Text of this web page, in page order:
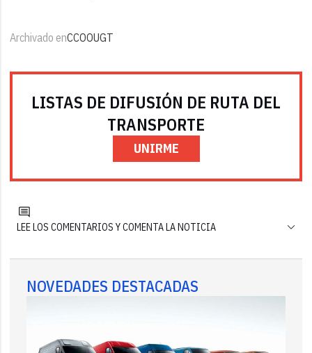
Archivado enCCOOUGT
LISTAS DE DIFUSIÓN DE RUTA DEL
TRANSPORTE
UNIRME
LEE LOS COMENTARIOS Y COMENTA LA NOTICIA
NOVEDADES DESTACADAS